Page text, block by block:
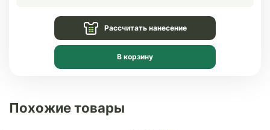
Рассчитать нанесение
В корзину
Похожие товары